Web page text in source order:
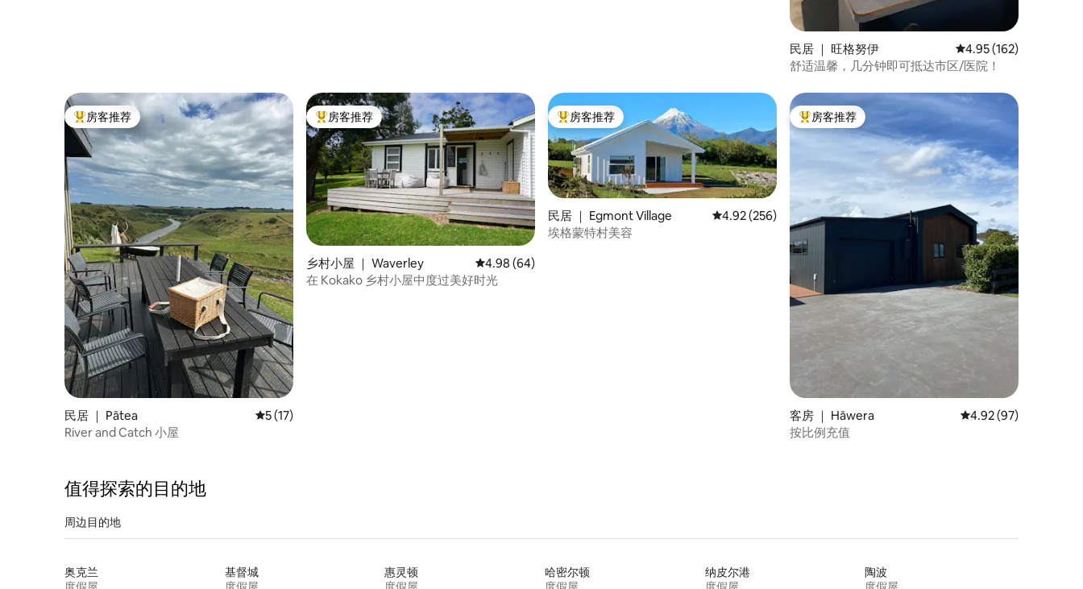
民居 ｜ 旺格努伊 平均评分 4.95 分（满
4.95 (162)
舒适温馨，几分钟即可抵达市区/医院！
热门「房客推荐」
房客推荐
民居 ｜ Pātea 平均评分 5 分（满分 5 分），共 17 条评价
5 (17)
River and Catch 小屋
热门「房客推荐」
房客推荐
乡村小屋 ｜ Waverley 平均评分 4.98 分（满分 5 分），共 64 条评价
4.98 (64)
在 Kokako 乡村小屋中度过美好时光
热门「房客推荐」
房客推荐
民居 ｜ Egmont Village 平均评分 4.92 分（满分 5 分），共 256 条评价
4.92 (256)
埃格蒙特村美容
热门「房客推荐」
房客推荐
客房 ｜ Hāwera 平均评分 4.92 分（满
4.92 (97)
按比例充值
值得探索的目的地
周边目的地
奥克兰
基督城
惠灵顿
哈密尔顿
纳皮尔港
陶波